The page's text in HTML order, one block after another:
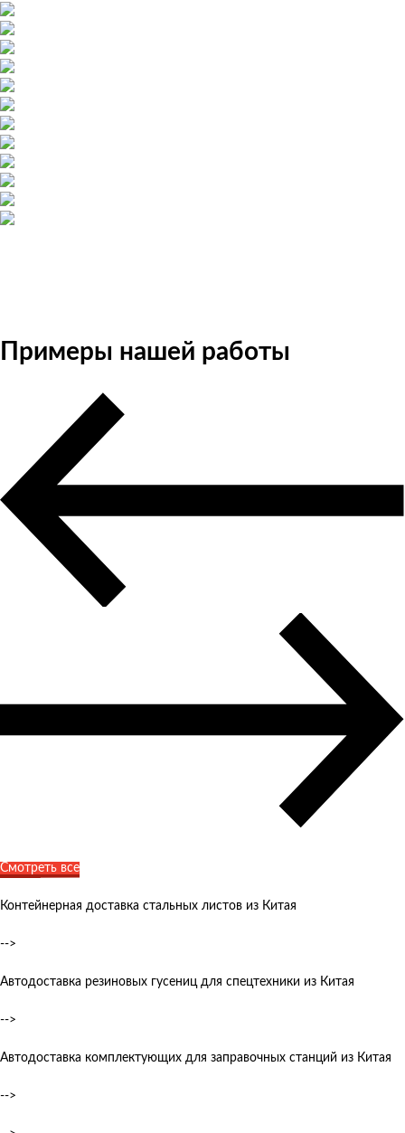
Примеры нашей работы
Смотреть все
Контейнерная доставка стальных листов из Китая
-->
Автодоставка резиновых гусениц для спецтехники из Китая
-->
Автодоставка комплектующих для заправочных станций из Китая
-->